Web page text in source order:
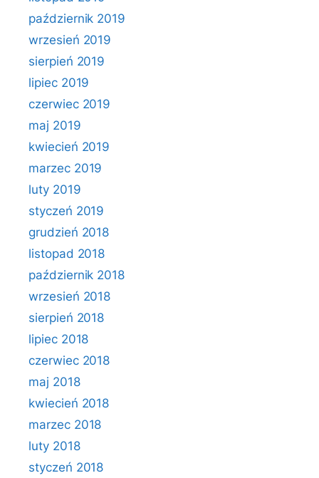
październik 2019
wrzesień 2019
sierpień 2019
lipiec 2019
czerwiec 2019
maj 2019
kwiecień 2019
marzec 2019
luty 2019
styczeń 2019
grudzień 2018
listopad 2018
październik 2018
wrzesień 2018
sierpień 2018
lipiec 2018
czerwiec 2018
maj 2018
kwiecień 2018
marzec 2018
luty 2018
styczeń 2018